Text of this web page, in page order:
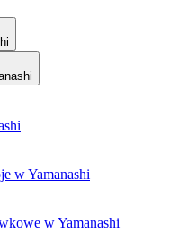
w Yamanashi
w Yamanashi